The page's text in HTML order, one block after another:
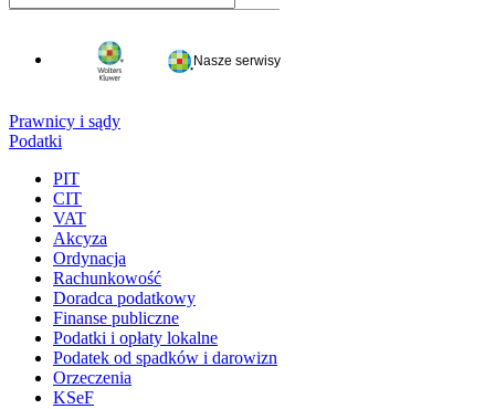
Nasze serwisy
Prawnicy i sądy
Podatki
PIT
CIT
VAT
Akcyza
Ordynacja
Rachunkowość
Doradca podatkowy
Finanse publiczne
Podatki i opłaty lokalne
Podatek od spadków i darowizn
Orzeczenia
KSeF